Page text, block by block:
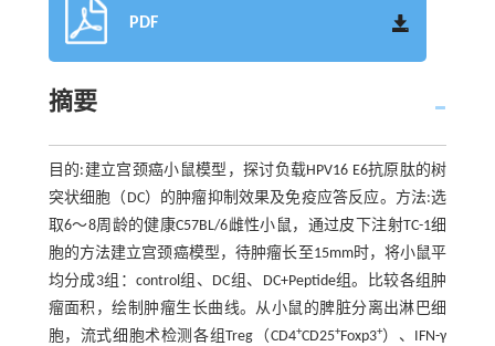
PDF
摘要
目的:建立宫颈癌小鼠模型，探讨负载HPV16 E6抗原肽的树
突状细胞（DC）的肿瘤抑制效果及免疫应答反应。方法:选
取6～8周龄的健康C57BL/6雌性小鼠，通过皮下注射TC-1细
胞的方法建立宫颈癌模型，待肿瘤长至15mm时，将小鼠平
均分成3组：control组、DC组、DC+Peptide组。比较各组肿
瘤面积，绘制肿瘤生长曲线。从小鼠的脾脏分离出淋巴细
胞，流式细胞术检测各组Treg（CD4+CD25+Foxp3+）、IFN-γ